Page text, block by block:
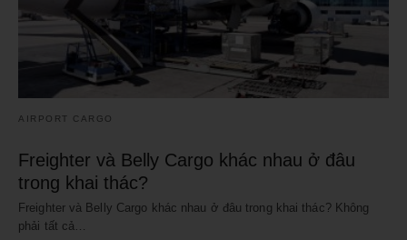
AIRPORT CARGO
Freighter và Belly Cargo khác nhau ở đâu
trong khai thác?
Freighter và Belly Cargo khác nhau ở đâu trong khai thác? Không
phải tất cả…